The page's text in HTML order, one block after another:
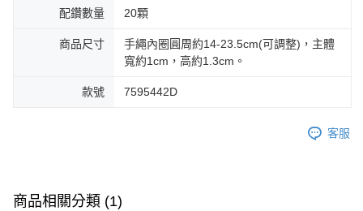
配鑽數量 20顆
商品尺寸
手繩內圈圓周約14-23.5cm(可調整)，主體
寬約1cm，高約1.3cm。
款號 7595442D
客服
商品相關分類 (1)